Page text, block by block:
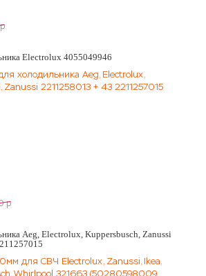
p
Electrolux 4055049946
p
Aeg, Electrolux, Kuppersbusch, Zanussi